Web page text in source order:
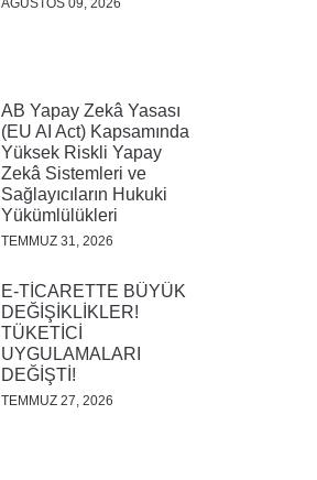
AĞUSTOS 09, 2026
AB Yapay Zekâ Yasası
(EU AI Act) Kapsamında
Yüksek Riskli Yapay
Zekâ Sistemleri ve
Sağlayıcıların Hukuki
Yükümlülükleri
TEMMUZ 31, 2026
E-TİCARETTE BÜYÜK
DEĞİŞİKLİKLER!
TÜKETİCİ
UYGULAMALARI
DEĞİŞTİ!
TEMMUZ 27, 2026